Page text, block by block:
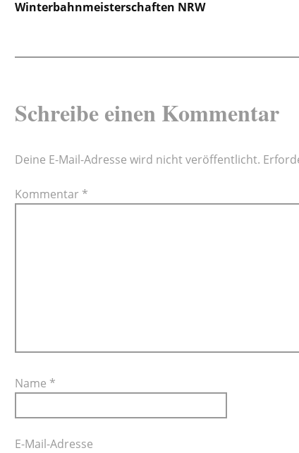
Winterbahnmeisterschaften NRW
Schreibe einen Kommentar
Deine E-Mail-Adresse wird nicht veröffentlicht.
Kommentar *
Name *
E-Mail-Adresse